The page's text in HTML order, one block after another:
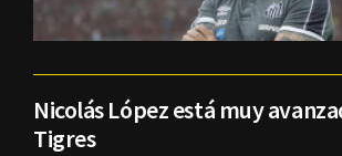
Nicolás López está muy
Tigres